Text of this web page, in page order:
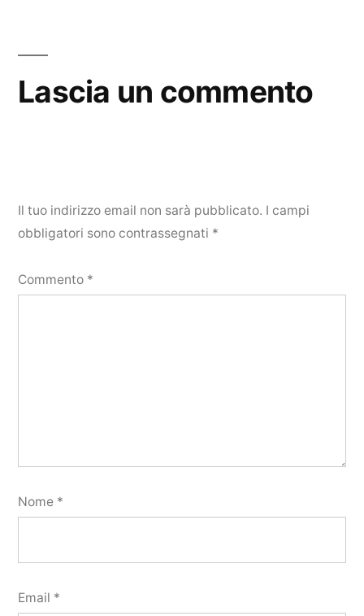
Lascia un commento
Il tuo indirizzo email non sarà pubblicato. I campi
obbligatori sono contrassegnati *
Commento *
Nome *
Email *